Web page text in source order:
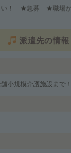
い！ ★急募 ★職場が
派遣先の情報
小規模介護施設まで！